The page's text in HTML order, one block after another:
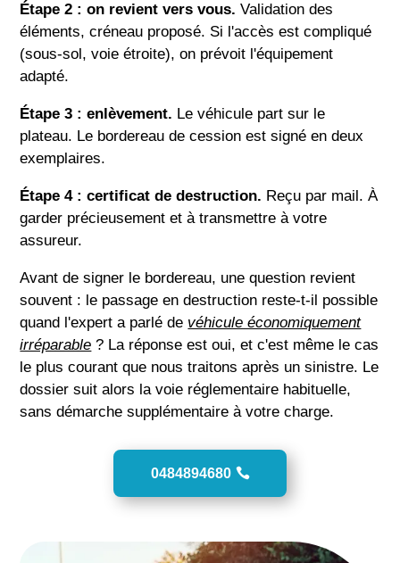
Étape 2 : on revient vers vous. Validation des
éléments, créneau proposé. Si l'accès est compliqué
(sous-sol, voie étroite), on prévoit l'équipement
adapté.
Étape 3 : enlèvement. Le véhicule part sur le
plateau. Le bordereau de cession est signé en deux
exemplaires.
Étape 4 : certificat de destruction. Reçu par mail. À
garder précieusement et à transmettre à votre
assureur.
Avant de signer le bordereau, une question revient
souvent : le passage en destruction reste-t-il possible
quand l'expert a parlé de véhicule économiquement
irréparable ? La réponse est oui, et c'est même le cas
le plus courant que nous traitons après un sinistre. Le
dossier suit alors la voie réglementaire habituelle,
sans démarche supplémentaire à votre charge.
0484894680